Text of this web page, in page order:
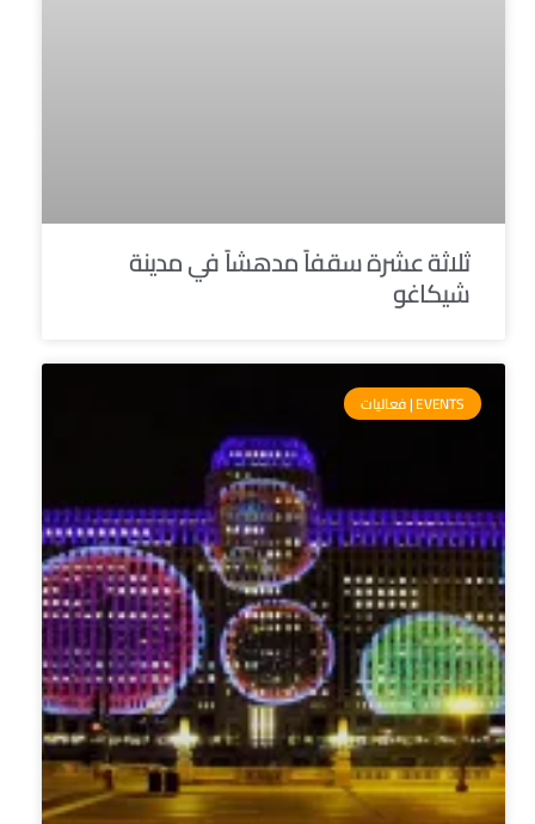
ثلاثة عشرة سقفاً مدهشاً في مدينة
شيكاغو
EVENTS | فعاليات